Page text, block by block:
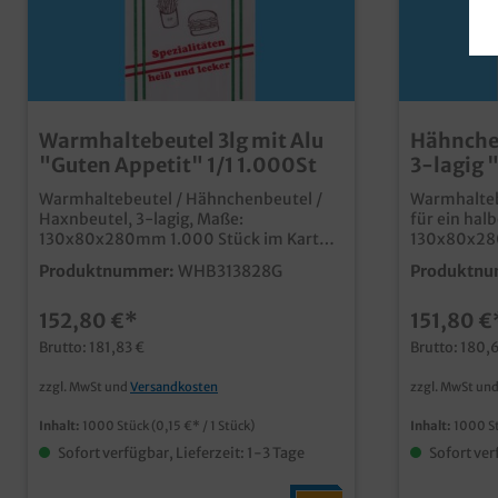
Warmhaltebeutel 3lg mit Alu
"Guten Appetit" 1/1 1.000St
Warmhaltebeutel / Hähnchenbeutel /
Haxnbeutel, 3-lagig, Maße:
130x80x280mm 1.000 Stück im Karton
Hochwertiger und gut isolierender
Warmhaltebeutel mit Neutraldruck
Aluminiumzwischenlage zur optimalen
Warmhaltefunktion für Hendl, Broiler,
Haxn, Eisbein usw. Sie haben Interesse
an bedruckten Warmhaltebeuteln mit
Ihrem Logo, Design oder einer
Werbebotschaft? Senden Sie uns
einfach eine Druckanfrage.
Produktnummer: WHB313828G
152,80 €*
Brutto: 181,83 €
zzgl. MwSt und Versandkosten
Inhalt: 1000 Stück (0,15 €* / 1 Stück)
Sofort verfügbar, Lieferzeit: 1-3 Tage
3-lagig
1.000St
für ein
Druckanfrage Preise inkl.
151,80
Brutto:
zzgl. MwSt und
Inhalt: 1000
Sofort